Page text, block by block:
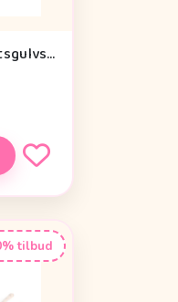
Done by Deer Aktivitetsgulvspejl - Croco - Grøn
tilbud